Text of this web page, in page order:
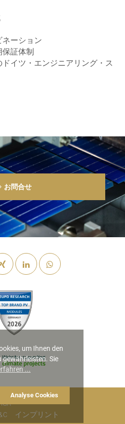
um Ihnen den
gewährleisten. Sie
...
Analyse Cookies
ネーション
保証体制
イツ・エンジニアリング・ス
お問合せ
インプリント